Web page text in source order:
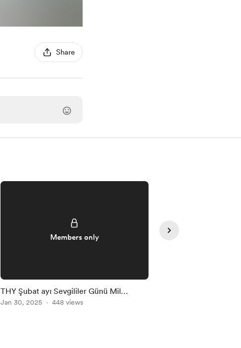
Share
Members only
THY Şubat ayı Sevgililer Günü Mil
Kampanyası
Jan 30, 2025 448 views